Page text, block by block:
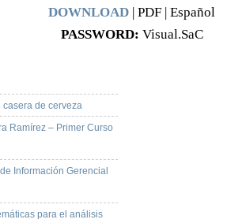
DOWNLOAD | PDF | Español
PASSWORD: Visual.SaC
de cerveza
Ramírez – Primer Curso
Información Gerencial
para el análisis